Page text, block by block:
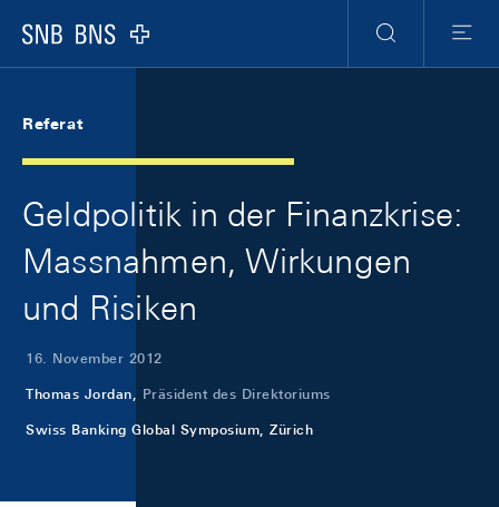
Logo
Suche
Menu
Referat
Geldpolitik in der Finanzkrise:
Massnahmen, Wirkungen
und Risiken
16. November 2012
Thomas Jordan, Präsident des Direktoriums
Swiss Banking Global Symposium, Zürich